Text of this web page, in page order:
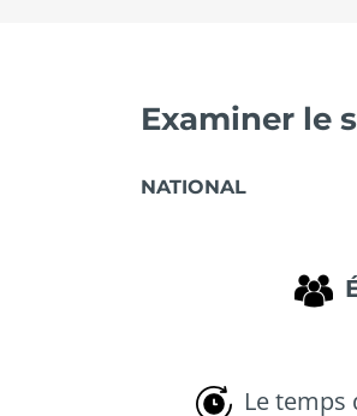
Examiner le
NATIONAL
Le temps